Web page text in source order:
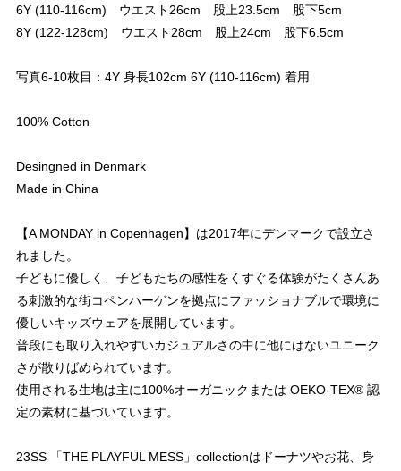
6Y (110-116cm) ウエスト26cm 股上23.5cm 股下5cm
8Y (122-128cm) ウエスト28cm 股上24cm 股下6.5cm
写真6-10枚目：4Y 身長102cm 6Y (110-116cm) 着用
100% Cotton
Desingned in Denmark
Made in China
【A MONDAY in Copenhagen】は2017年にデンマークで設立さ
れました。
子どもに優しく、子どもたちの感性をくすぐる体験がたくさんあ
る刺激的な街コペンハーゲンを拠点にファッショナブルで環境に
優しいキッズウェアを展開しています。
普段にも取り入れやすいカジュアルさの中に他にはないユニーク
さが散りばめられています。
使用される生地は主に100%オーガニックまたは OEKO-TEX® 認
定の素材に基づいています。
23SS 「THE PLAYFUL MESS」collectionはドーナツやお花、身